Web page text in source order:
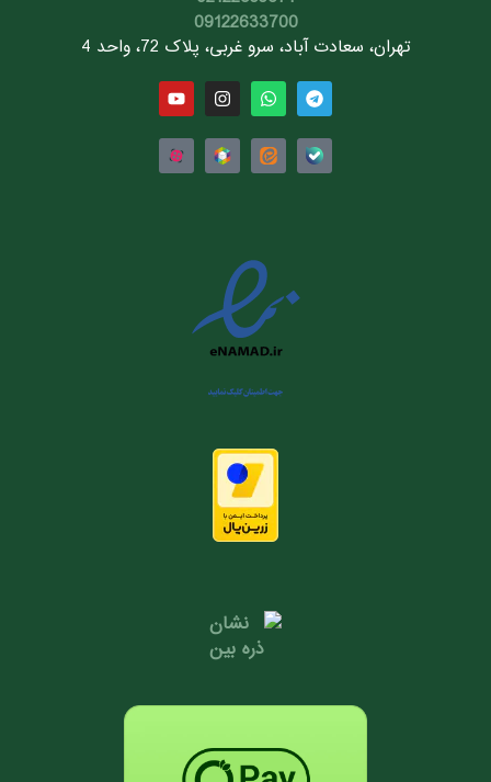
09122633700
تهران، سعادت آباد، سرو غربی، پلاک 72، واحد 4